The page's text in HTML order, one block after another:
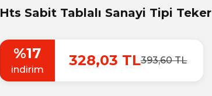
Hts Sabit Tablalı Sanayi Tipi Teker
%17
indirim
328,03 TL393,60 TL